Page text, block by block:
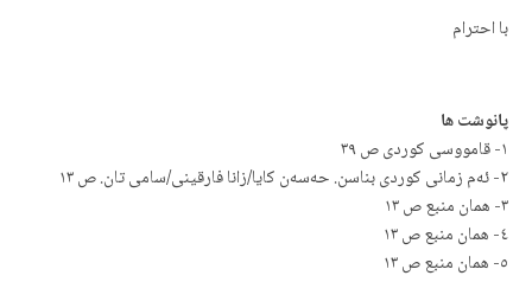
با احترام
پانوشت ها
١- قامووسی کوردی ص ٣٩
٢- ئەم زمانی كوردی بناسن. حەسەن كایا/زانا فارقینی/سامی تان. ص ١٣
٣- همان منبع ص ١٣
٤- همان منبع ص ١٣
٥- همان منبع ص ١٣